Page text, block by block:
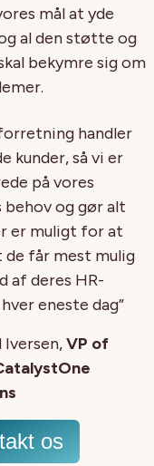
mål at yde
al den støtte og
bekymre sig om
handler
kunder, så vi er
på vores
behov og gør alt
er muligt for at
de får mest mulig
af deres HR-
eneste dag”
Iversen,VP of
os